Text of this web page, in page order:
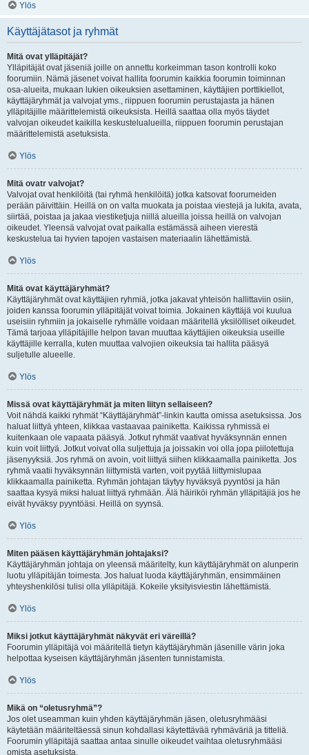
Ylös
Käyttäjätasot ja ryhmät
Mitä ovat ylläpitäjät?
Ylläpitäjät ovat jäseniä joille on annettu korkeimman tason kontrolli koko
foorumiin. Nämä jäsenet voivat hallita foorumin kaikkia foorumin toiminnan
osa-alueita, mukaan lukien oikeuksien asettaminen, käyttäjien porttikiellot,
käyttäjäryhmät ja valvojat yms., riippuen foorumin perustajasta ja hänen
ylläpitäjille määrittelemistä oikeuksista. Heillä saattaa olla myös täydet
valvojan oikeudet kaikilla keskustelualueilla, riippuen foorumin perustajan
määrittelemistä asetuksista.
Ylös
Mitä ovatr valvojat?
Valvojat ovat henkilöitä (tai ryhmä henkilöitä) jotka katsovat foorumeiden
perään päivittäin. Heillä on on valta muokata ja poistaa viestejä ja lukita, avata,
siirtää, poistaa ja jakaa viestiketjuja niillä alueilla joissa heillä on valvojan
oikeudet. Yleensä valvojat ovat paikalla estämässä aiheen vierestä
keskustelua tai hyvien tapojen vastaisen materiaalin lähettämistä.
Ylös
Mitä ovat käyttäjäryhmät?
Käyttäjäryhmät ovat käyttäjien ryhmiä, jotka jakavat yhteisön hallittaviin osiin,
joiden kanssa foorumin ylläpitäjät voivat toimia. Jokainen käyttäjä voi kuulua
useisiin ryhmiin ja jokaiselle ryhmälle voidaan määritellä yksilölliset oikeudet.
Tämä tarjoaa ylläpitäjille helpon tavan muuttaa käyttäjien oikeuksia useille
käyttäjille kerralla, kuten muuttaa valvojien oikeuksia tai hallita pääsyä
suljetulle alueelle.
Ylös
Missä ovat käyttäjäryhmät ja miten liityn sellaiseen?
Voit nähdä kaikki ryhmät “Käyttäjäryhmät”-linkin kautta omissa asetuksissa. Jos
haluat liittyä yhteen, klikkaa vastaavaa painiketta. Kaikissa ryhmissä ei
kuitenkaan ole vapaata pääsyä. Jotkut ryhmät vaativat hyväksynnän ennen
kuin voit liittyä. Jotkut voivat olla suljettuja ja joissakin voi olla jopa piilotettuja
jäsenyyksiä. Jos ryhmä on avoin, voit liittyä siihen klikkaamalla painiketta. Jos
ryhmä vaatii hyväksynnän liittymistä varten, voit pyytää liittymislupaa
klikkaamalla painiketta. Ryhmän johtajan täytyy hyväksyä pyyntösi ja hän
saattaa kysyä miksi haluat liittyä ryhmään. Älä häiriköi ryhmän ylläpitäjiä jos he
eivät hyväksy pyyntöäsi. Heillä on syynsä.
Ylös
Miten pääsen käyttäjäryhmän johtajaksi?
Käyttäjäryhmän johtaja on yleensä määritelty, kun käyttäjäryhmät on alunperin
luotu ylläpitäjän toimesta. Jos haluat luoda käyttäjäryhmän, ensimmäinen
yhteyshenkilösi tulisi olla ylläpitäjä. Kokeile yksityisviestin lähettämistä.
Ylös
Miksi jotkut käyttäjäryhmät näkyvät eri väreillä?
Foorumin ylläpitäjä voi määritellä tietyn käyttäjäryhmän jäsenille värin joka
helpottaa kyseisen käyttäjäryhmän jäsenten tunnistamista.
Ylös
Mikä on “oletusryhmä”?
Jos olet useamman kuin yhden käyttäjäryhmän jäsen, oletusryhmääsi
käytetään määriteltäessä sinun kohdallasi käytettävää ryhmäväriä ja titteliä.
Foorumin ylläpitäjä saattaa antaa sinulle oikeudet vaihtaa oletusryhmääsi
omista asetuksista.